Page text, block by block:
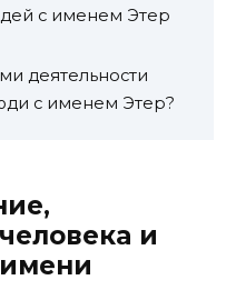
с именем Этер
деятельности
с именем Этер?
и